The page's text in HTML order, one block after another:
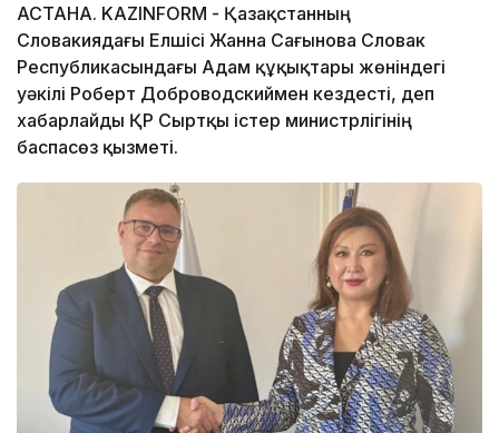
АСТАНА. KAZINFORM - Қазақстанның
Словакиядағы Елшісі Жанна Сағынова Словак
Республикасындағы Адам құқықтары жөніндегі
уәкілі Роберт Доброводскиймен кездесті, деп
хабарлайды ҚР Сыртқы істер министрлігінің
баспасөз қызметі.